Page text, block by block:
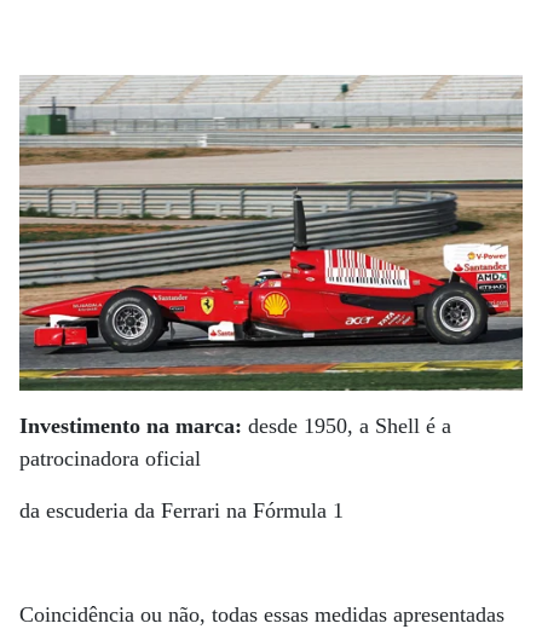
Investimento na marca: desde 1950, a Shell é a
patrocinadora oficial
da escuderia da Ferrari na Fórmula 1
Coincidência ou não, todas essas medidas apresentadas